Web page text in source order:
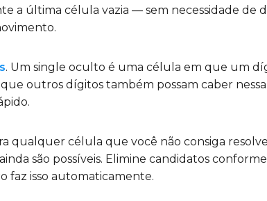
a última célula vazia — sem necessidade de
. Um single oculto é uma célula em que um
outros dígitos também possam caber
qualquer célula que você não consiga
são possíveis. Elimine candidatos
faz isso automaticamente.